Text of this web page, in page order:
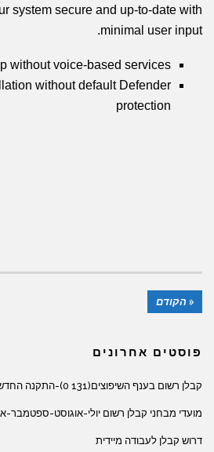
system secure and up-to-date with
minimal user input.
without voice-based services
without default Defender
protection
« הקודם
פוסטים אחרונים
קבלן רשום בענף השיפוצים(131 0)-התקנה החדשה.
מועדי מבחני קבלן רשום יולי-אוגוסט-ספטמבר-
דרוש קבלן לעבודה מיידית